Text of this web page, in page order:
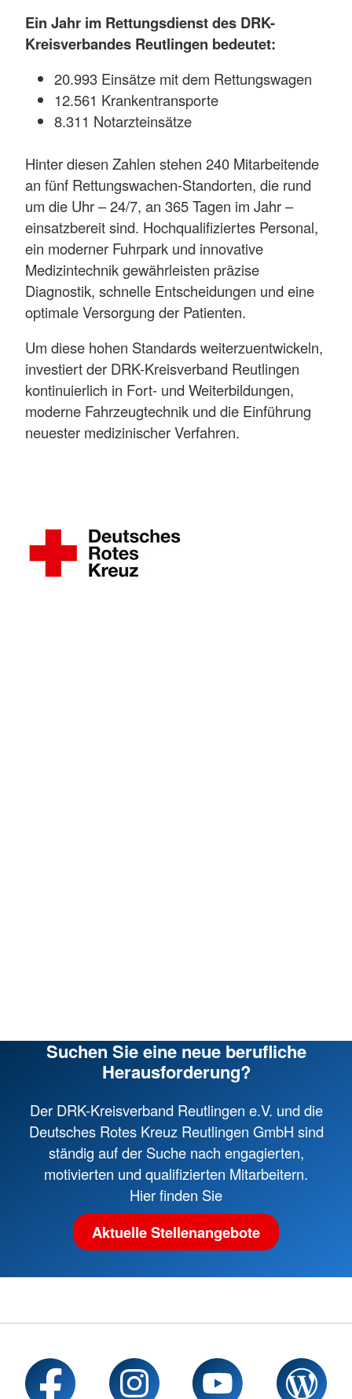
Ein Jahr im Rettungsdienst des DRK-
Kreisverbandes Reutlingen bedeutet:
20.993 Einsätze mit dem Rettungswagen
12.561 Krankentransporte
8.311 Notarzteinsätze
Hinter diesen Zahlen stehen 240 Mitarbeitende
an fünf Rettungswachen-Standorten, die rund
um die Uhr – 24/7, an 365 Tagen im Jahr –
einsatzbereit sind. Hochqualifiziertes Personal,
ein moderner Fuhrpark und innovative
Medizintechnik gewährleisten präzise
Diagnostik, schnelle Entscheidungen und eine
optimale Versorgung der Patienten.
Um diese hohen Standards weiterzuentwickeln,
investiert der DRK-Kreisverband Reutlingen
kontinuierlich in Fort- und Weiterbildungen,
moderne Fahrzeugtechnik und die Einführung
neuester medizinischer Verfahren.
Suchen Sie eine neue berufliche
Herausforderung?
Der DRK-Kreisverband Reutlingen e.V. und die
Deutsches Rotes Kreuz Reutlingen GmbH sind
ständig auf der Suche nach engagierten,
motivierten und qualifizierten Mitarbeitern.
Hier finden Sie
Aktuelle Stellenangebote